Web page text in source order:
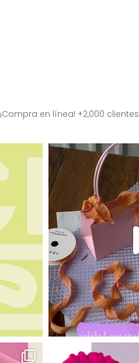
¡Compra en línea! +2,000 clientes